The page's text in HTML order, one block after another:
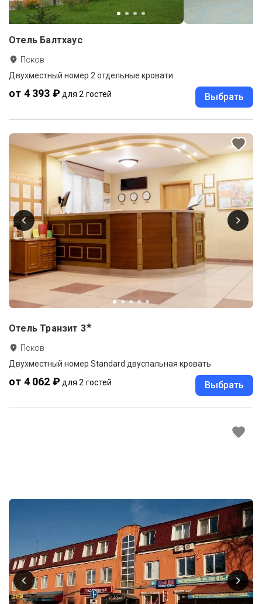
Отель Балтхаус
Псков
Двухместный номер 2 отдельные кровати
от 4 393 ₽ для 2 гостей Выбрать
Отель Транзит 3★
Псков
Двухместный номер Standard двуспальная кровать
от 4 062 ₽ для 2 гостей Выбрать